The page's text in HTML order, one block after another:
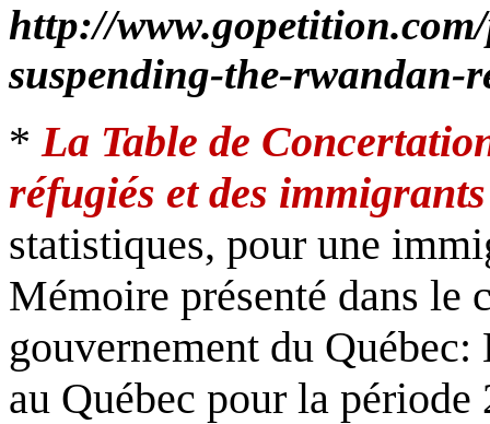
http://
suspending-the-rwandan-
*La Table de
réfugiés et des
statistiques, pour une
Mémoire présenté dans le
gouvernement du
au Québec pour la